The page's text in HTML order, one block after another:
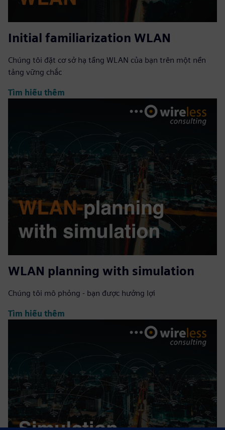
Initial familiarization WLAN
Chúng tôi đặt cơ sở hạ tầng WLAN của bạn trên một nền
tảng vững chắc
Tìm hiểu thêm
WLAN planning with simulation
Chúng tôi mô phỏng - bạn được hưởng lợi
Tìm hiểu thêm